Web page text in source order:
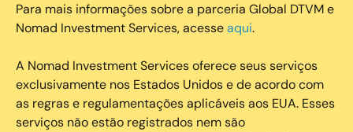
Para mais informações sobre a parceria Global DTVM e
Nomad Investment Services, acesseaqui.
A Nomad Investment Services oferece seus serviços
exclusivamente nos Estados Unidos e de acordo com
as regras e regulamentações aplicáveis aos EUA. Esses
serviços não estão registrados nem são